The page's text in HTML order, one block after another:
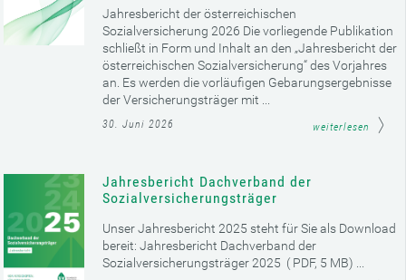
Jahresbericht der österreichischen
Sozialversicherung 2026 Die vorliegende Publikation
schließt in Form und Inhalt an den „Jahresbericht der
österreichischen Sozialversicherung“ des Vorjahres
an. Es werden die vorläufigen Gebarungsergebnisse
der Versicherungsträger mit ...
30. Juni 2026 weiterlesen
Jahresbericht Dachverband der
Sozialversicherungsträger
Unser Jahresbericht 2025 steht für Sie als Download
bereit: Jahresbericht Dachverband der
Sozialversicherungsträger 2025 ( PDF, 5 MB) ...